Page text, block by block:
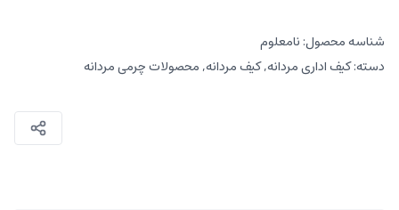
شناسه محصول: نامعلوم
دسته:کیف اداری مردانه,کیف مردانه,محصولات چرمی مردانه